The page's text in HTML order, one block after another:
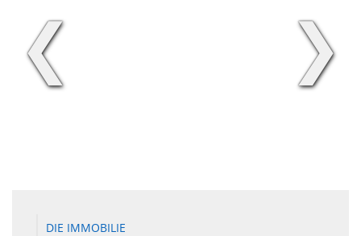
❮ ❯
DIE IMMOBILIE